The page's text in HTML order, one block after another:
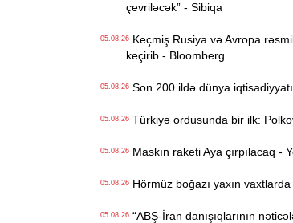
çevriləcək” - Sibiqa
05.08.26Keçmiş Rusiya və Avropa
keçirib - Bloomberg
05.08.26Son 200 ildə dünya
05.08.26Türkiyə ordusunda bir ilk:
05.08.26Maskın raketi Aya çırpılacaq -
05.08.26Hörmüz boğazı yaxın
05.08.26“ABŞ-İran danışıqlarının